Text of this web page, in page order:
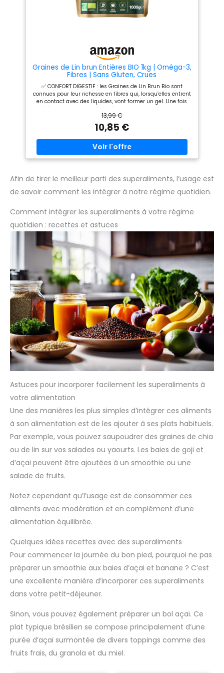
Graines de Lin brun Entières BIO 1kg | Oméga-3,
Fibres | Sans Gluten, Crues
✅ CONFORT DIGESTIF : les Graines de Lin Brun Bio sont
connues pour leur richesse en fibres qui, lorsqu’elles entrent
en contact avec des liquides, vont former un gel. Une fois
ingéré, celui-ci va aider à améliorer la digestion et le transit
afin de prévenir la constipation. Ces graines seront donc
idéales en cas de ballonnements, de transit irrégulier ou de
digestion difficile. ✅ COEUR : grâce à leur richesse en fibres
et en oméga 3, les Graines de Lin Brun Bio seront
bénéfiques pour la santé cardiovasculaire. En effet, leurs
fibres vont contribuer à réguler la glycémie, tandis que leurs
oméga 3 vont favoriser un taux de cholestérol normal. Elles
de son coeur. ✅ PERTE DE POIDS : en gonflant dans l’estomac
une fois ingérées, les Graines de Lin Brun Bio offrent un effet
coupe-faim durable. En effet, le gel que ces graines vont
fringales. ✅ EN CUISINE : nos Graines de Lin Brun Bio sont
riches en protéines, en fibres et en acides gras insaturés, ce
qui les rend idéales pour les sportifs, les végétariens et les
végétaliens. Sans gluten, elles pourront être dégustées dans
de nombreuses préparations du quotidien telles que des
porridges, des mueslis ou des smoothies. À consommer
entières, moulues ou à laisser gonfler dans un liquide pour
remplacer les œufs dans vos pâtisseries vegan ! ✅
CERTIFIÉES BIOLOGIQUES : sachet Kraft refermable et
recyclable de 1kg de graines de lin brun Bio de Qualité
Supérieure. Produit 100% naturel, pur, vegan, sans additif,
sans conservateur, sans OGM, sans pesticide, sans colorant
artificiel, sans lactose, sans soja et sans gluten. Chaque lot
est testé par des tiers afin de s’assurer de leur qualité et
leur pureté.
13,99 €
10,85 €
Afin de tirer le meilleur parti des superaliments, l’usage est
de savoir comment les intégrer à notre régime quotidien.
Comment intégrer les superaliments à votre régime
quotidien : recettes et astuces
Astuces pour incorporer facilement les superaliments à
votre alimentation
Une des manières les plus simples d’intégrer ces aliments
à son alimentation est de les ajouter à ses plats habituels.
Par exemple, vous pouvez saupoudrer des graines de chia
ou de lin sur vos salades ou yaourts. Les baies de goji et
d’açai peuvent être ajoutées à un smoothie ou une
salade de fruits.
Notez cependant qu’l’usage est de consommer ces
aliments avec modération et en complément d’une
alimentation équilibrée.
Quelques idées recettes avec des superaliments
Pour commencer la journée du bon pied, pourquoi ne pas
préparer un smoothie aux baies d’açai et banane ? C’est
une excellente manière d’incorporer ces superaliments
dans votre petit-déjeuner.
Sinon, vous pouvez également préparer un bol açaï. Ce
plat typique brésilien se compose principalement d’une
purée d’açaï surmontée de divers toppings comme des
fruits frais, du granola et du miel.